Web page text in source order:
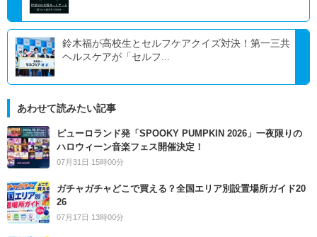
鈴木福が高校生とセルフケアクイズ対決！第一三共
ヘルスケアが「セルフ...
あわせて読みたい記事
ピューロランド発「SPOOKY PUMPKIN 2026」一夜限りの
ハロウィーン音楽フェス開催決定！
07月31日 15時00分
ガチャガチャどこで買える？全国エリア別設置場所ガイド20
26
07月17日 13時00分